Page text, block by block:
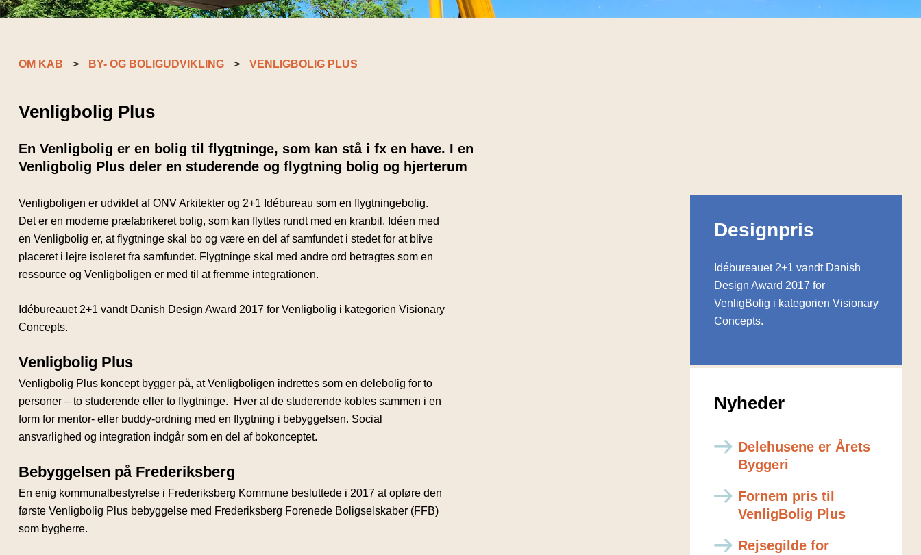
OM KAB BY- OG BOLIGUDVIKLING VENLIGBOLIG PLUS
Venligbolig Plus
En Venligbolig er en bolig til flygtninge, som kan stå i fx en have. I en
Venligbolig Plus deler en studerende og flygtning bolig og hjerterum
Venligboligen er udviklet af ONV Arkitekter og 2+1 Idébureau som en flygtningebolig.
Det er en moderne præfabrikeret bolig, som kan flyttes rundt med en kranbil. Idéen med
en Venligbolig er, at flygtninge skal bo og være en del af samfundet i stedet for at blive
placeret i lejre isoleret fra samfundet. Flygtninge skal med andre ord betragtes som en
ressource og Venligboligen er med til at fremme integrationen.
Idébureauet 2+1 vandt Danish Design Award 2017 for Venligbolig i kategorien Visionary
Concepts.
Venligbolig Plus
Venligbolig Plus koncept bygger på, at Venligboligen indrettes som en delebolig for to
personer – to studerende eller to flygtninge. Hver af de studerende kobles sammen i en
form for mentor- eller buddy-ordning med en flygtning i bebyggelsen. Social
ansvarlighed og integration indgår som en del af bokonceptet.
Bebyggelsen på Frederiksberg
En enig kommunalbestyrelse i Frederiksberg Kommune besluttede i 2017 at opføre den
første Venligbolig Plus bebyggelse med Frederiksberg Forenede Boligselskaber (FFB)
som bygherre.
Designpris
Idébureauet 2+1 vandt Danish
Design Award 2017 for
VenligBolig i kategorien Visionary
Concepts.
Nyheder
Delehusene er Årets
Byggeri
Fornem pris til
VenligBolig Plus
Rejsegilde for